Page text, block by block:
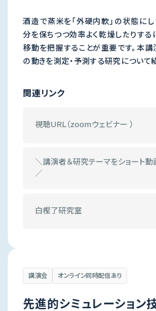
酒造で蒸米を「外硬内軟」の状態に
分を保ちつつ効率よく乾燥したりす
移動を把握することが重要です。本
の動きを測定・予測する研究について
関連リンク
視聴URL（zoomウェビナー ）
＼講演者＆研究テーマをショート動
／
白樫了研究室
講演会 オンライン同時配信あり
先進的シミュレーション